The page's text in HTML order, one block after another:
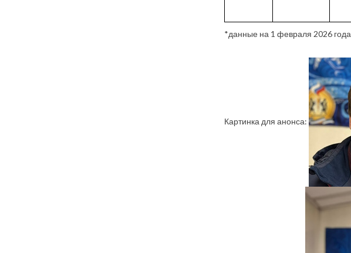
*данные на 1 февраля 2026 года
Картинка для анонса: